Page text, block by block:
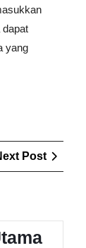
dapat
yang
Post
Next
Post